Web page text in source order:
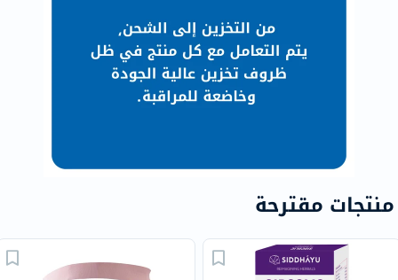
منتجات مقترحة